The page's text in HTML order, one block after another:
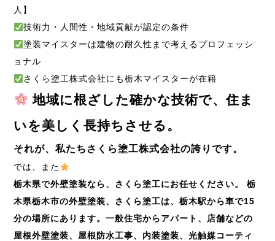
人】
技術力・人間性・地域貢献が認定の条件
塗装マイスターは建物の耐久性まで考えるプロフェッシ
ョナル
さくら塗工株式会社にも栃木マイスターが在籍
地域に根ざした確かな技術で、住ま
いを美しく長持ちさせる。
それが、私たちさくら塗工株式会社の誇りです。
では、また
栃木県で外壁塗装なら、さくら塗工にお任せください。
栃
木県栃木市の外壁塗装、さくら塗工は、栃木駅から車で15
分の場所にあります。一般住宅からアパート、店舗などの
屋根外壁塗装、屋根防水工事、内装塗装、光触媒コーティ